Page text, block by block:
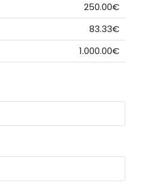
250.00€
83.33€
1.000.00€